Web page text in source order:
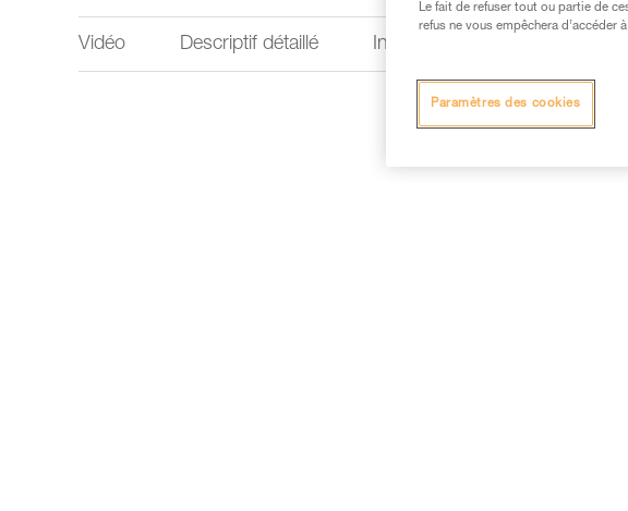
Vidéo Descriptif détaillé Informations techniques
Le fait de refuser tout ou partie de
refus ne vous empêchera d’accéder
Paramètres des cookies